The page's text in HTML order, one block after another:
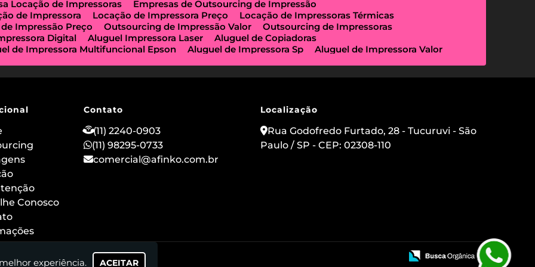
Locação de Impressoras
Empresas de Outsourcing de Impressão
de Impressora Locação de Impressora Preço
Locação de Impressoras Térmicas
Impressão Preço Outsourcing de Impressão Valor
Outsourcing de Impressoras
Digital Aluguel Impressora Laser
Aluguel de Copiadoras
de Impressora Multifuncional Epson Aluguel de Impressora Sp
Aluguel de Impressora Valor
de Impressoras a Laser Locação de Impressoras em São Paulo
Manutenção de Impressora
de Impressora Hp
Outsourcing e Locação de Impressoras
Impressoras Locação de Máquina Copiadora
Locação de Scanner de Mesa
de Impressora a Laser Aluguel de Imprimidora Térmica
Aluguel de Etiquetadora
de Impressoras para Comércios
Locação de Impressoras para Clínicas Médicas
de Impressoras para Escolas
Serviço de Manutenção de Impressoras
Impressora Térmica para Evento
de Impressoras Epson
Locação de Impressoras Multifuncionais em Sp
Conosco
Contato
(11) 2240-0903
(11) 98295-0733
comercial@afinko.com.br
Localização
Rua Godofredo Furtado, 28 - Tucuruvi - São
Paulo / SP - CEP: 02308-110
experiência. ACEITAR